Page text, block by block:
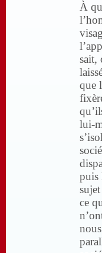
À
sait,
que
lui-
puis
sujet
ce